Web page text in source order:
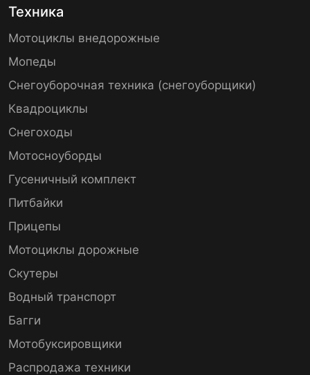
Техника
Мотоциклы внедорожные
Мопеды
Снегоуборочная техника (снегоуборщики)
Квадроциклы
Снегоходы
Мотосноуборды
Гусеничный комплект
Питбайки
Прицепы
Мотоциклы дорожные
Скутеры
Водный транспорт
Багги
Мотобуксировщики
Распродажа техники